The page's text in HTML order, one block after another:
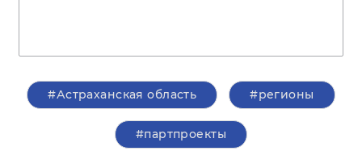
#Астраханская область #регионы
#партпроекты